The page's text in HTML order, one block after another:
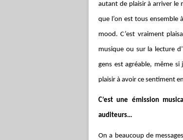
autant de plaisir à arriver le
que l’on est tous ensemble
mood. C’est vraiment
musique ou sur la lecture
gens est agréable, même
plaisir à avoir ce sentiment
C’est une émission
auditeurs…
On a beaucoup de